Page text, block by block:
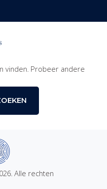
vinden. Probeer andere
Alle rechten